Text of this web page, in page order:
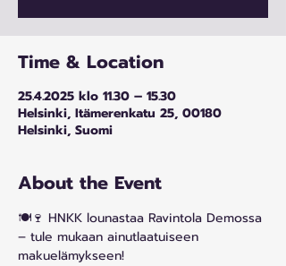
Time & Location
25.4.2025 klo 11.30 – 15.30
Helsinki, Itämerenkatu 25, 00180
Helsinki, Suomi
About the Event
🍽🍷 HNKK lounastaa Ravintola Demossa
– tule mukaan ainutlaatuiseen
makuelämykseen!